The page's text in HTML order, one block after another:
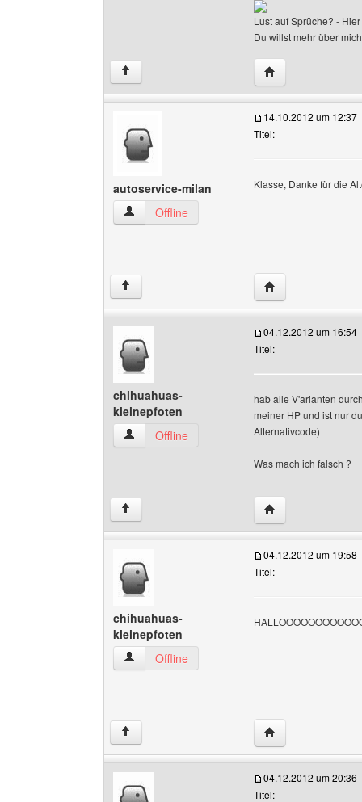
Lust auf Sprüche? -
Du willst mehr über
↑ Website dieses
autoservice-milan
autoservice-milan Benutzer-Profile anzeigen
Offline
14.10.2012 um 12:37
Titel:
Klasse, Danke für die
↑ Website dieses
chihuahuas-
kleinepfoten
chihuahuas-kleinepfoten Benutzer-Profile
Offline
04.12.2012 um 16:54
Titel:
hab alle V'arianten
meiner HP und ist nur
Alternativcode)
Was mach ich falsch ?
↑ Website dieses
chihuahuas-
kleinepfoten
chihuahuas-kleinepfoten Benutzer-Profile
Offline
04.12.2012 um 19:58
Titel:
↑ Website dieses
04.12.2012 um 20:36
Titel: